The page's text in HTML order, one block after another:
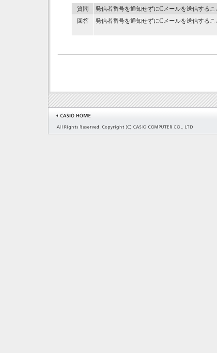
質問
発信者番号を通知せずにCメールを送信する
回答
発信者番号を通知せずにCメールを送信する